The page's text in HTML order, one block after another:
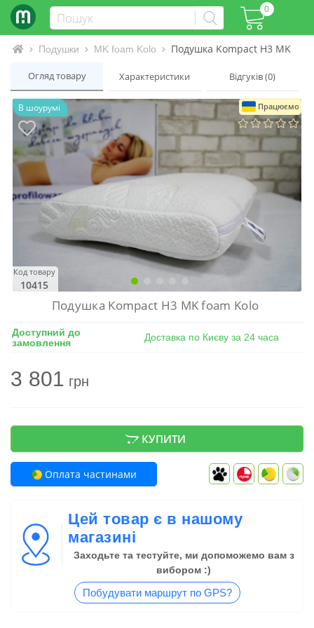
0
Інтернет-магазин матраців та ліжок
Подушки MK foam Kolo Подушка Kompact H3 MK
Огляд товару Характеристики Відгуків (0)
Працюємо
В шоурумі
Код товару
10415
Подушка Kompact H3 MK foam Kolo
Доступний до
замовлення
Доставка по Києву за 24 часа
3 801грн
КУПИТИ
Оплата частинами
Цей товар є в нашому
магазині
Заходьте та тестуйте, ми допоможемо вам з
вибором :)
Побудувати маршрут по GPS?